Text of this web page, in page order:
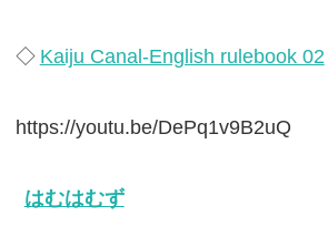
◇ Kaiju Canal-English rulebook 02
https://youtu.be/DePq1v9B2uQ
はむはむず